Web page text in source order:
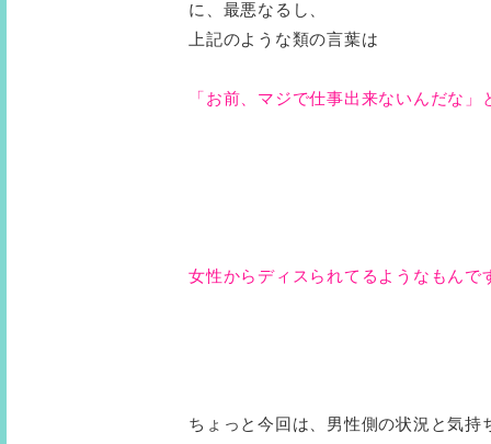
に、最悪なるし、
上記のような類の言葉は
「お前、マジで仕事出来ないんだな」
女性からディスられてるようなもんで
ちょっと今回は、男性側の状況と気持